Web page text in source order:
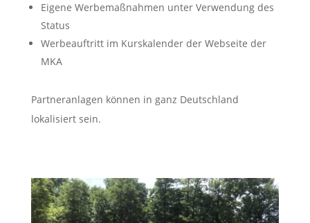
Eigene Werbemaßnahmen unter Verwendung des
Status
Werbeauftritt im Kurskalender der Webseite der
MKA
Partneranlagen können in ganz Deutschland
lokalisiert sein.